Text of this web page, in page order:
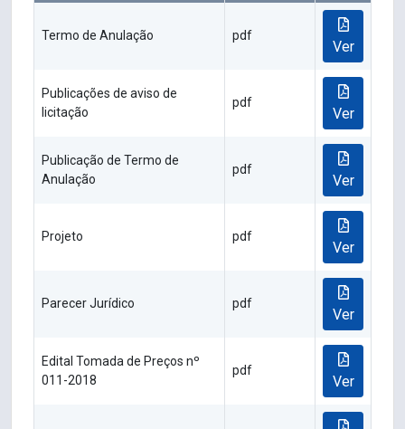
Termo de Anulação pdf
Ver
Publicações de aviso de
licitação
pdf
Ver
Publicação de Termo de
Anulação
pdf
Ver
Projeto pdf
Ver
Parecer Jurídico pdf
Ver
Edital Tomada de Preços nº
011-2018
pdf
Ver